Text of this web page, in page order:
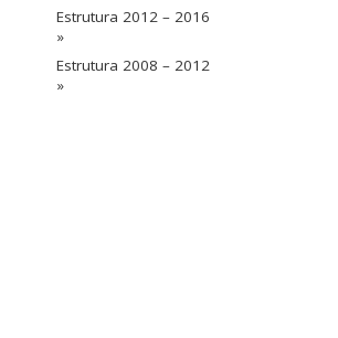
Estrutura 2012 – 2016
»
Estrutura 2008 – 2012
»